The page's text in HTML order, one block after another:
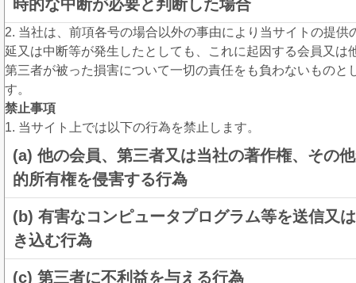
時的な中断が必要と判断した場合
2. 当社は、前項各号の場合以外の事由により当サイトの提供
延又は中断等が発生したとしても、これに起因する会員又は
第三者が被った損害について一切の責任をも負わないものと
す。
禁止事項
1. 当サイト上では以下の行為を禁止します。
(a) 他の会員、第三者又は当社の著作権、その
的所有権を侵害する行為
(b) 有害なコンピュータプログラム等を送信又
き込む行為
(c) 第三者に不利益を与える行為